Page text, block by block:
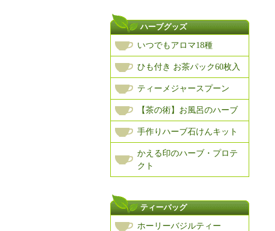
ハーブグッズ
いつでもアロマ18種
ひも付き お茶パック60枚入
ティーメジャースプーン
【茶の術】お風呂のハーブ
手作りハーブ石けんキット
かえる印のハーブ・プロテ
クト
ティーバッグ
ホーリーバジルティー